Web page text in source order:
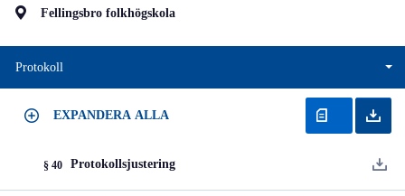
Fellingsbro folkhögskola
Protokoll
EXPANDERA ALLA
§ 40 Protokollsjustering